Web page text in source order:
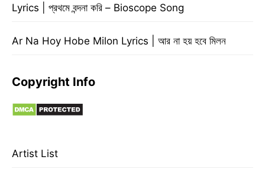
Lyrics | প্রথমে বন্দনা করি – Bioscope Song
Ar Na Hoy Hobe Milon Lyrics | আর না হয় হবে মিলন
Copyright Info
Artist List